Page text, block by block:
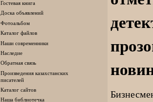
Гостевая книга
Доска объявлений
Фотоальбом
Каталог файлов
Наши современники
Наследие
Обратная связь
Произведения казахстанских
писателей
Каталог сайтов
Наша библиотечка